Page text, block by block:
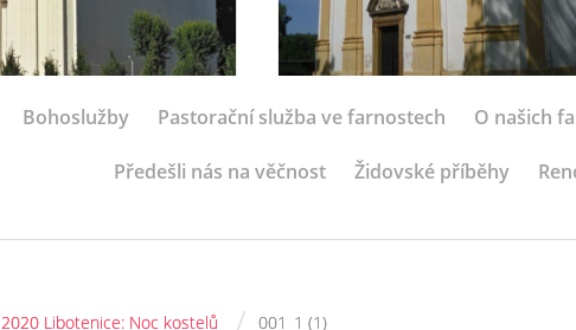
Bohoslužby Pastorační služba ve farnostech O našich
Předešli nás na věčnost Židovské příběhy
2020 Libotenice: Noc kostelů 001_1 (1)